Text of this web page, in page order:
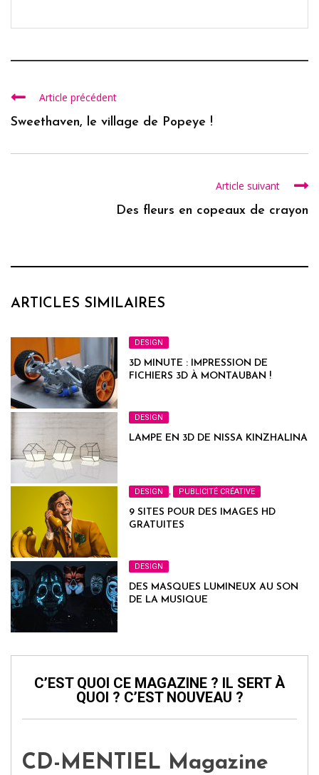
Article précédent
Sweethaven, le village de Popeye !
Article suivant
Des fleurs en copeaux de crayon
ARTICLES SIMILAIRES
DESIGN
3D MINUTE : IMPRESSION DE
FICHIERS 3D À MONTAUBAN !
DESIGN
LAMPE EN 3D DE NISSA KINZHALINA
DESIGN , PUBLICITÉ CRÉATIVE
9 SITES POUR DES IMAGES HD
GRATUITES
DESIGN
DES MASQUES LUMINEUX AU SON
DE LA MUSIQUE
C’EST QUOI CE MAGAZINE ? IL SERT À
QUOI ? C’EST NOUVEAU ?
CD-MENTIEL Magazine